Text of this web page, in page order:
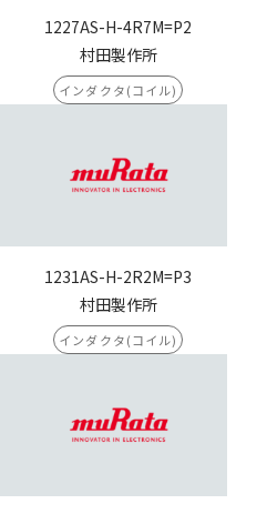
1227AS-H-4R7M=P2
村田製作所
インダクタ(コイル)
1231AS-H-2R2M=P3
村田製作所
インダクタ(コイル)